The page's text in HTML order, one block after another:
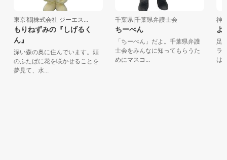
東京都|株式会社 ジーエス...
もりねずみの『しげるく
ん』
深い森の奥に住んでいます。頭
のふたばに花を咲かせることを
夢見て、水...
千葉県|千葉県弁護士会
ちーべん
「ちーべん」だよ。千葉県弁護
士会をみんなに知ってもらうた
めにマスコ...
神
よ
足
ラ
は毎